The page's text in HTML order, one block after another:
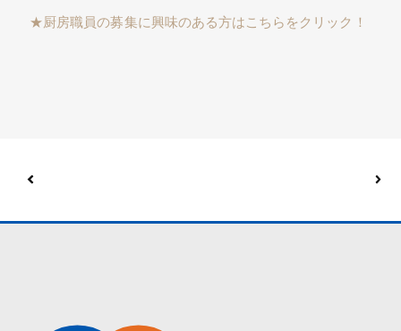
★厨房職員の募集に興味のある方はこちらをクリック！